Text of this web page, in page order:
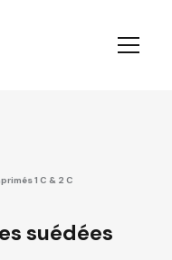
1 C & 2 C
suédées